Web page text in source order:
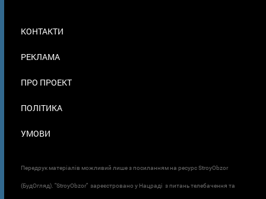
В
КОНТАКТИ
РЕКЛАМА
ПРО ПРОЕКТ
ПОЛІТИКА
УМОВИ
Передрук матеріалів можливий лише з посиланням на ресурс StroyObzor
(БудОгляд). "StroyObzor" зареєстровано у Нацраді з питань телебачення та